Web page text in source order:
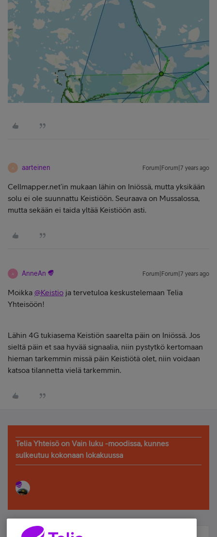
A aarteinen Forum|Forum|7 years ago
Cellmapper.net’in mukaan lähin on Iniössä, mutta yksikään
solu ei ole suunnattu Keistiöön. Seuraava on Mussalossa,
mutta sekään ei taida yltää Keistiöön asti.
A AnneAn Forum|Forum|7 years ago
Moikka @Keistio ja tervetuloa keskustelemaan Telia
Yhteisöön!
Lähin 4G tukiasema Keistiön saarelta päin on Iniössä. Jos
sieltä päin et saa hyvää signaalia, niin pystytkö kertomaan
hieman tarkemmin missä päin Keistiötä olet, niin voidaan
katsoa tilannetta vielä tarkemmin.
Telia Yhteisö on Vain luku -moodissa, kunnes
sulkeutuu kokonaan lokakuussa